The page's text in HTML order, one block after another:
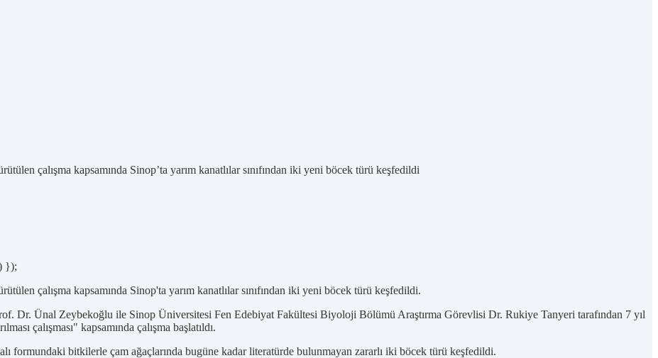
çalışma kapsamında Sinop’ta yarım kanatlılar sınıfından iki yeni böcek türü keşfedildi
});
çalışma kapsamında Sinop'ta yarım kanatlılar sınıfından iki yeni böcek türü keşfedildi.
Dr. Ünal Zeybekoğlu ile Sinop Üniversitesi Fen Edebiyat Fakültesi Biyoloji Bölümü Araştırma Görevlisi Dr. Rukiye Tanyeri tarafından 7 yıl
çalışması" kapsamında çalışma başlatıldı.
formundaki bitkilerle çam ağaçlarında bugüne kadar literatürde bulunmayan zararlı iki böcek türü keşfedildi.